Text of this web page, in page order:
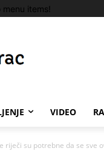
menu items!
VIDEO
riječi su potrebne da se sve